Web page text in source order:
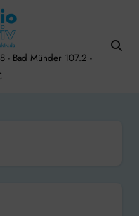
- Bad Münder 107.2 -